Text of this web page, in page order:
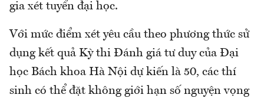
gia xét tuyển đại học.
Với mức điểm xét yêu cầu theo phương thức sử
dụng kết quả Kỳ thi Đánh giá tư duy của Đại
học Bách khoa Hà Nội dự kiến là 50, các thí
sinh có thể đặt không giới hạn số nguyện vọng